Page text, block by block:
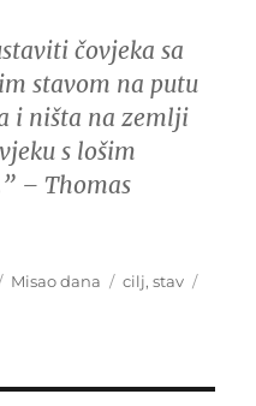
čovjeka sa
stavom na putu
i ništa na zemlji
s lošim
– Thomas
Categories
Misao dana Tags
cilj,stav